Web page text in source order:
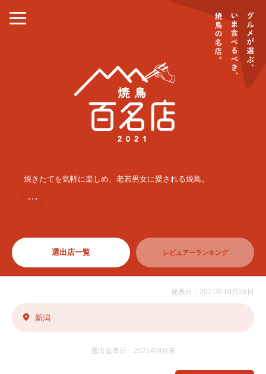
焼きたてを気軽に楽しめ、老若男女に愛される焼鳥。
・・・
選出店一覧 レビュアーランキング
発表日：2021年10月28日
新潟
選出基準日：2021年8月末